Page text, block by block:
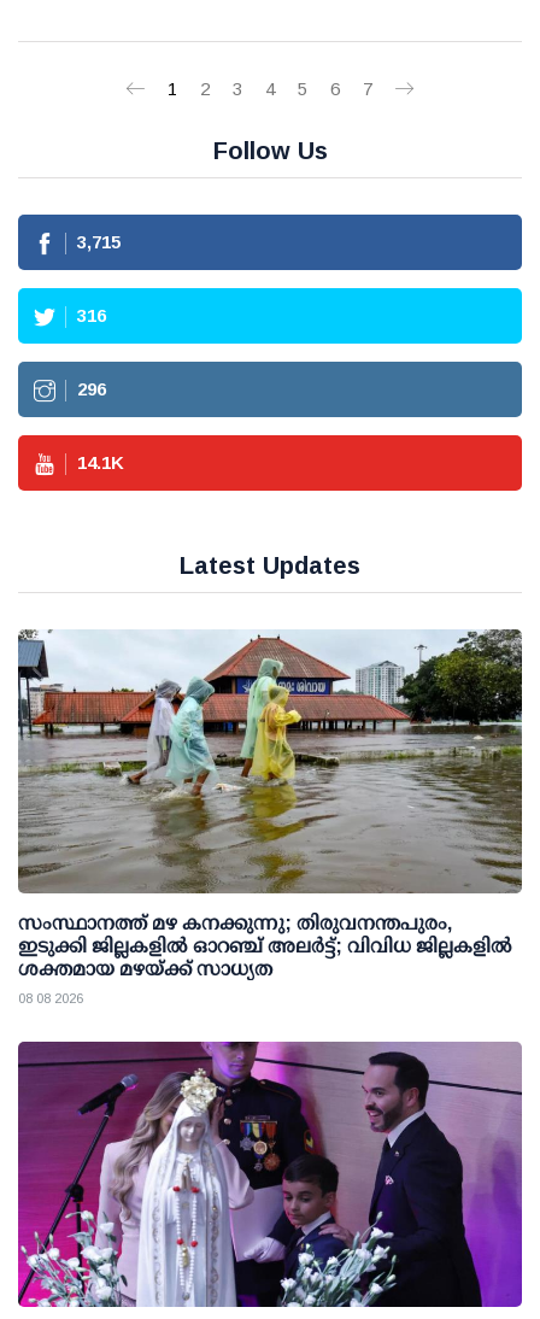
1 2 3 4 5 6 7
Follow Us
3,715
316
296
14.1K
Latest Updates
സംസ്ഥാനത്ത് മഴ കനക്കുന്നു; തിരുവനന്തപുരം,
ഇടുക്കി ജില്ലകളിൽ ഓറഞ്ച് അലർട്ട്; വിവിധ ജില്ലകളിൽ
ശക്തമായ മഴയ്ക്ക് സാധ്യത
08 08 2026